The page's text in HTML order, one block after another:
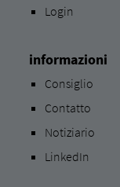
Login
informazioni
Consiglio
Contatto
Notiziario
LinkedIn